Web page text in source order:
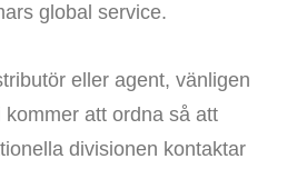
global service.
eller agent, vänligen
att ordna så att
divisionen kontaktar